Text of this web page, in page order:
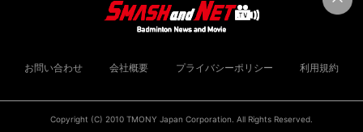
お問い合わせ 会社概要 プライバシーポリシー 利用規約
Copyright (C) 2010 TMONY Japan Corporation. All Rights Reserved.